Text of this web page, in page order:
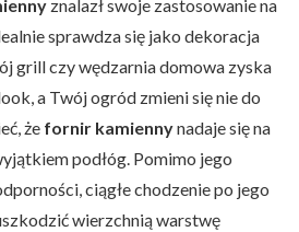
znalazł swoje zastosowanie na
sprawdza się jako dekoracja
grill czy wędzarnia domowa zyska
a Twój ogród zmieni się nie do
że fornir kamiennynadaje się na
podłóg. Pomimo jego
ciągłe chodzenie po jego
wierzchnią warstwę